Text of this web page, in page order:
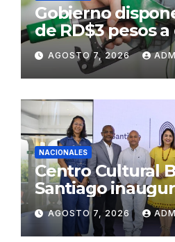
Gobierno
de RD$3 pesos
premium y
AGOSTO 7, 2026
NACIONALES
Centro Cultural
Santiago
Congreso de
Santiago
AGOSTO 7, 2026